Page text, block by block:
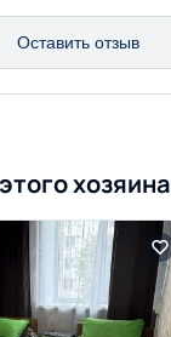
Оставить отзыв
хозяина